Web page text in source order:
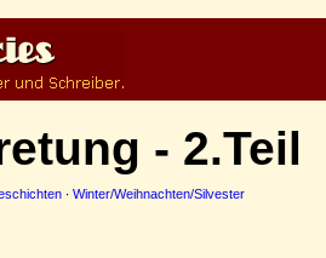
- 2.Teil
· Winter/Weihnachten/Silvester